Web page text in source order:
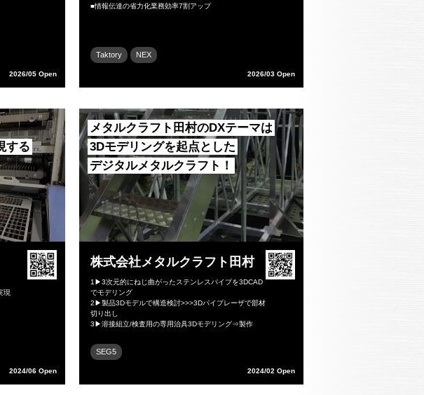
2026/05 Open
■情報伝達の省力化業務効率7割アップ
Taktory NEX
2026/03 Open
する
現
2024/06 Open
メタルクラフト田村のDXテーマは
3Dモデリングを起点とした
デジタルメタルクラフト！
株式会社メタルクラフト田村
1▶3次元的にねじ曲がったステンレスパイプを3DCAD
でモデリング
2▶製品3Dモデルで構造検討>>>3Dパイプレーザで部材
切り出し
3▶溶接組立/検査用の専用治具3Dモデリング⇒製作
SEG5
2024/02 Open